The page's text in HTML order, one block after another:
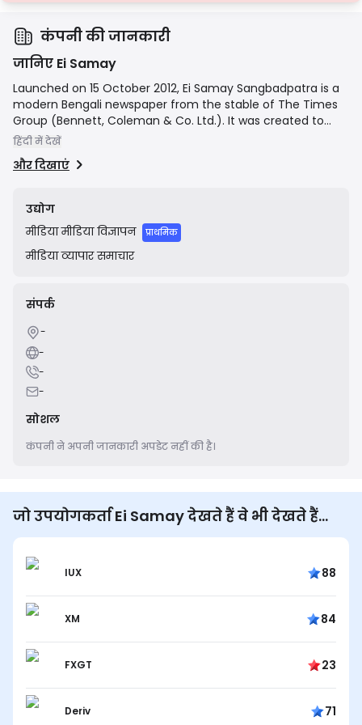
कंपनी की जानकारी
जानिए Ei Samay
Launched on 15 October 2012, Ei Samay Sangbadpatra is a
modern Bengali newspaper from the stable of The Times
Group (Bennett, Coleman & Co. Ltd.). It was created to
cater to the young, intellectual Bengali reader in Kolkata
and across West Bengal. The newspaper covers a wide
range of topics including local, national, and international
competing directly with established dailies in the region. It
also maintains a strong digital presence through its official
website and mobile app.
हिंदी में देखें
और दिखाएं
उद्योग
मीडिया मीडिया विज्ञापन प्राथमिक
मीडिया व्यापार समाचार
संपर्क
-
-
-
-
सोशल
कंपनी ने अपनी जानकारी अपडेट नहीं की है।
जो उपयोगकर्ता Ei Samay देखते हैं वे भी देखते हैं...
IUX 88
XM 84
FXGT 23
Deriv 71